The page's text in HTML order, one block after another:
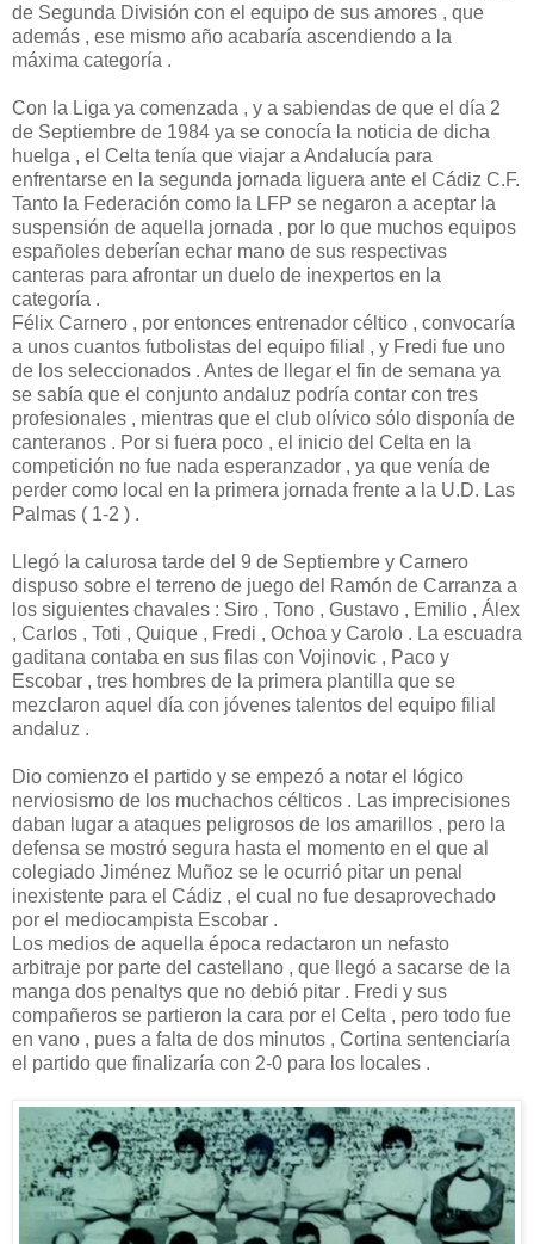
de Segunda División con el equipo de sus amores , que
además , ese mismo año acabaría ascendiendo a la
máxima categoría .
Con la Liga ya comenzada , y a sabiendas de que el día 2
de Septiembre de 1984 ya se conocía la noticia de dicha
huelga , el Celta tenía que viajar a Andalucía para
enfrentarse en la segunda jornada liguera ante el Cádiz C.F.
Tanto la Federación como la LFP se negaron a aceptar la
suspensión de aquella jornada , por lo que muchos equipos
españoles deberían echar mano de sus respectivas
canteras para afrontar un duelo de inexpertos en la
categoría .
Félix Carnero , por entonces entrenador céltico , convocaría
a unos cuantos futbolistas del equipo filial , y Fredi fue uno
de los seleccionados . Antes de llegar el fin de semana ya
se sabía que el conjunto andaluz podría contar con tres
profesionales , mientras que el club olívico sólo disponía de
canteranos . Por si fuera poco , el inicio del Celta en la
competición no fue nada esperanzador , ya que venía de
perder como local en la primera jornada frente a la U.D. Las
Palmas ( 1-2 ) .
Llegó la calurosa tarde del 9 de Septiembre y Carnero
dispuso sobre el terreno de juego del Ramón de Carranza a
los siguientes chavales : Siro , Tono , Gustavo , Emilio , Álex
, Carlos , Toti , Quique , Fredi , Ochoa y Carolo . La escuadra
gaditana contaba en sus filas con Vojinovic , Paco y
Escobar , tres hombres de la primera plantilla que se
mezclaron aquel día con jóvenes talentos del equipo filial
andaluz .
Dio comienzo el partido y se empezó a notar el lógico
nerviosismo de los muchachos célticos . Las imprecisiones
daban lugar a ataques peligrosos de los amarillos , pero la
defensa se mostró segura hasta el momento en el que al
colegiado Jiménez Muñoz se le ocurrió pitar un penal
inexistente para el Cádiz , el cual no fue desaprovechado
por el mediocampista Escobar .
Los medios de aquella época redactaron un nefasto
arbitraje por parte del castellano , que llegó a sacarse de la
manga dos penaltys que no debió pitar . Fredi y sus
compañeros se partieron la cara por el Celta , pero todo fue
en vano , pues a falta de dos minutos , Cortina sentenciaría
el partido que finalizaría con 2-0 para los locales .